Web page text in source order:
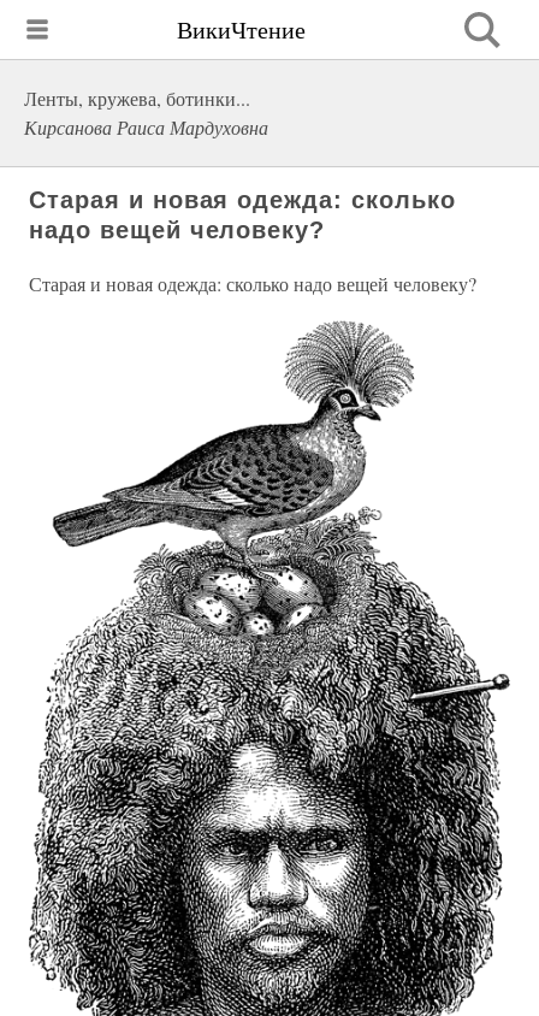
ВикиЧтение
Ленты, кружева, ботинки...
Кирсанова Раиса Мардуховна
Старая и новая одежда: сколько
надо вещей человеку?
Старая и новая одежда: сколько надо вещей человеку?